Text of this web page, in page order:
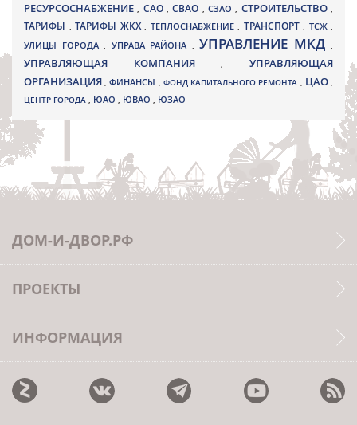
РЕСУРСОСНАБЖЕНИЕ, САО,СВАО ,СЗАО, СТРОИТЕЛЬСТВО,
ТАРИФЫ , ТАРИФЫ ЖКХ , ТЕПЛОСНАБЖЕНИЕ , ТРАНСПОРТ , ТСЖ ,
УЛИЦЫ ГОРОДА , УПРАВА РАЙОНА , УПРАВЛЕНИЕ МКД ,
УПРАВЛЯЮЩАЯ КОМПАНИЯ,УПРАВЛЯЮЩАЯ
ОРГАНИЗАЦИЯ,ФИНАНСЫ , ФОНД КАПИТАЛЬНОГО РЕМОНТА , ЦАО,
ЦЕНТР ГОРОДА , ЮАО , ЮВАО , ЮЗАО
ДОМ-И-ДВОР.РФ
ПРОЕКТЫ
ИНФОРМАЦИЯ